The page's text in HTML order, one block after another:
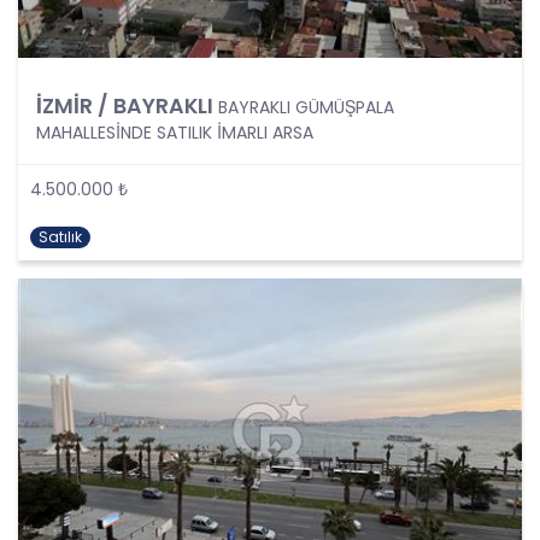
açık rızası olmaksızın veya Kanun’un 6.
Maddesinin üçücnü fıkrasında düzenlenen
verileri toplanacak kişiye bu verilerin hangi
amaçlarla toplandığını bildirdikten sonra ayrıntılı
KVKK; kişinin ırkı, etnik kökeni, siyasi düşüncesi,
felsefi inancı, dini, mezhebi veya diğer inançları,
kılık ve kıyafeti, dernek, vakıf ya da sendika üyeliği,
sağlığı, cinsel hayatı, ceza mahkûmiyeti ve
güvenlik tedbirleriyle ilgili verileri ile biyometrik ve
Danışmanlık Hizmetleri A.Ş., özel nitelikli kişisel
verilerin işlenmesinde, Kişisel Verileri Koruma
Kurulu tarafından belirlenen yeterli önlemleri de
alacaktır.
3. Kişisel Verilerin Aktarılması
İZMİR / BAYRAKLI BAYRAKLI GÜMÜŞPALA
MAHALLESİNDE SATILIK İMARLI ARSA
4.500.000 ₺
Satılık